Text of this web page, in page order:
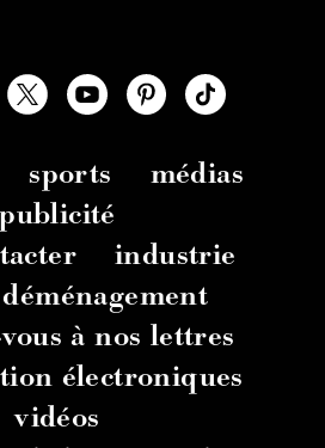
sports
médias
publicité
industrie
déménagement
à nos lettres
électroniques
vidéos